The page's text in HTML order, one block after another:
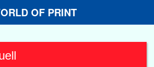
OF PRINT